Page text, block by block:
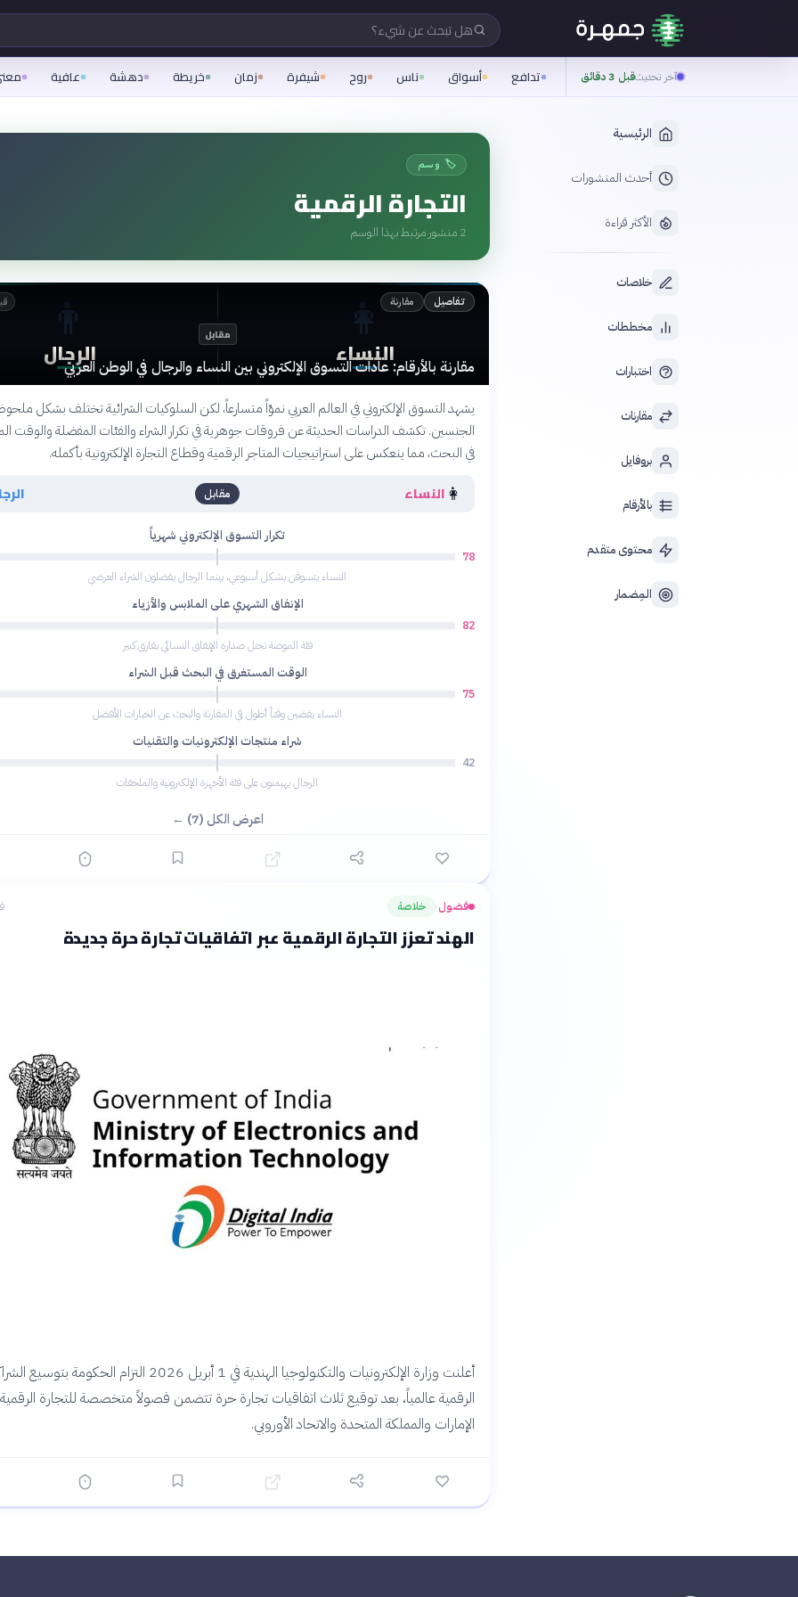
هل تبحث عن شيء؟
آخر تحديثقبل 3 دقائق تدافع أسواق ناس روح شيفرة زمان خريطة دهشة عافية
الرئيسية
أحدث المنشورات
الأكثر قراءة
خلاصات
مخططات
اختبارات
مقارنات
بروفايل
بالأرقام
محتوى متقدم
المِضمار
🏷️ وسم
التجارة الرقمية
2 منشور مرتبط بهذا الوسم
تفاصيل مقارنة قبل 👩
النساء
مقابل 👨
الرجال
مقارنة بالأرقام: عادات التسوق الإلكتروني بين النساء والرجال في الوطن العربي
يشهد التسوق الإلكتروني في العالم العربي نموّاً متسارعاً، لكن السلوكيات الشرائية تختلف بشكل
الجنسين. تكشف الدراسات الحديثة عن فروقات جوهرية في تكرار الشراء والفئات المفضلة والوقت
في البحث، مما ينعكس على استراتيجيات المتاجر الرقمية وقطاع التجارة الإلكترونية بأكمله.
👩النساء مقابل
تكرار التسوق الإلكتروني شهرياً
78
النساء يتسوقن بشكل أسبوعي، بينما الرجال يفضلون الشراء العرضي
الإنفاق الشهري على الملابس والأزياء
82
فئة الموضة تحتل صدارة الإنفاق النسائي بفارق كبير
الوقت المستغرق في البحث قبل الشراء
75
النساء يقضين وقتاً أطول في المقارنة والبحث عن الخيارات الأفضل
شراء منتجات الإلكترونيات والتقنيات
42
الرجال يهيمنون على فئة الأجهزة الإلكترونية والملحقات
اعرض الكل (7) ←
فضول› خلاصة
الهند تعزز التجارة الرقمية عبر اتفاقيات تجارة حرة جديدة
أعلنت وزارة الإلكترونيات والتكنولوجيا الهندية في 1 أبريل 2026 التزام الحكومة
الرقمية عالمياً، بعد توقيع ثلاث اتفاقيات تجارة حرة تتضمن فصولاً متخصصة للتجارة
الإمارات والمملكة المتحدة والاتحاد الأوروبي.